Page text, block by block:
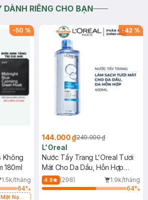
DÀNH RIÊNG CHO BẠN
-50 %
Không
180ml
1.5k/tháng
64%
Nạ
-42 %
144.000 ₫249.000 ₫
L'Oreal
Nước Tẩy Trang L'Oreal Tươi
Mát Cho Da Dầu, Hỗn Hợp
400ml
4.8 (298)
1.9k/tháng
64%